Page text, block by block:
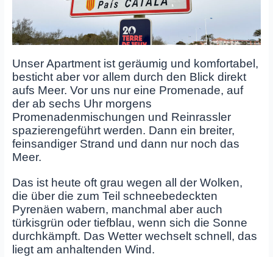
Unser Apartment ist geräumig und komfortabel,
besticht aber vor allem durch den Blick direkt
aufs Meer. Vor uns nur eine Promenade, auf
der ab sechs Uhr morgens
Promenadenmischungen und Reinrassler
spazierengeführt werden. Dann ein breiter,
feinsandiger Strand und dann nur noch das
Meer.
Das ist heute oft grau wegen all der Wolken,
die über die zum Teil schneebedeckten
Pyrenäen wabern, manchmal aber auch
türkisgrün oder tiefblau, wenn sich die Sonne
durchkämpft. Das Wetter wechselt schnell, das
liegt am anhaltenden Wind.